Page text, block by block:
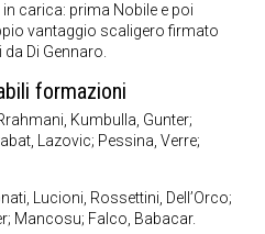
carica: prima Nobile e poi
vantaggio scaligero firmato
Di Gennaro.
formazioni
Kumbulla, Gunter;
Lazovic; Pessina, Verre;
Lucioni, Rossettini, Dell’Orco;
Mancosu; Falco, Babacar.